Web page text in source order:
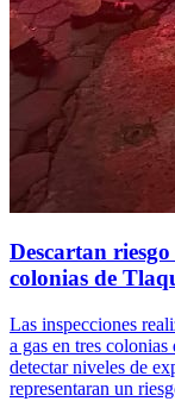
Descartan
colonias de
Las inspecciones
a gas en tres
detectar niveles de
representaran un